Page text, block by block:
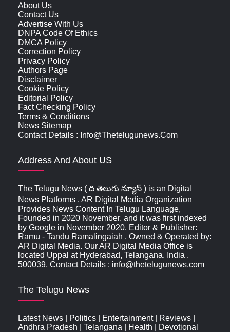
About Us
Contact Us
Advertise With Us
DNPA Code Of Ethics
DMCA Policy
Correction Policy
Privacy Policy
Authors Page
Disclaimer
Cookie Policy
Editorial Policy
Fact Checking Policy
Terms & Conditions
News Sitemap
Contact Details : Info@thetelugunews.com
Address And About US
The Telugu News ( ది తెలుగు న్యూస్‌ ) is an Digital
News Platforms . AR Digital Media Organization
Provides News Content In Telugu Language,
Founded in 2020 November, and it was first indexed
by Google in November 2020. Editor & Publisher:
Ramu - Tandu Ramalingaiah . Owned & Operated by:
AR Digital Media. Our AR Digital Media Office is
located Uppal at Hyderabad, Telangana, India ,
500039, Contact Details : info@thetelugunews.com
The Telugu News
Latest News Politics Entertainment| Reviews
Andhra Pradesh
Telangana Health Devotional